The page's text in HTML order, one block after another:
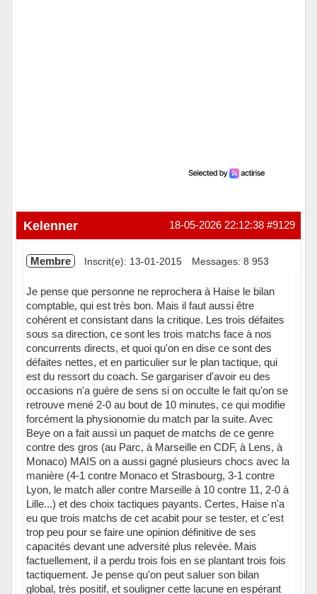
#9129
18-05-2026 22:12:38
Kelenner
Membre Inscrit(e): 13-01-2015 Messages: 8 953
Je pense que personne ne reprochera à Haise le bilan
comptable, qui est très bon. Mais il faut aussi être
cohérent et consistant dans la critique. Les trois défaites
sous sa direction, ce sont les trois matchs face à nos
concurrents directs, et quoi qu'on en dise ce sont des
défaites nettes, et en particulier sur le plan tactique, qui
est du ressort du coach. Se gargariser d'avoir eu des
occasions n'a guère de sens si on occulte le fait qu'on se
retrouve mené 2-0 au bout de 10 minutes, ce qui modifie
forcément la physionomie du match par la suite. Avec
Beye on a fait aussi un paquet de matchs de ce genre
contre des gros (au Parc, à Marseille en CDF, à Lens, à
Monaco) MAIS on a aussi gagné plusieurs chocs avec la
manière (4-1 contre Monaco et Strasbourg, 3-1 contre
Lyon, le match aller contre Marseille à 10 contre 11, 2-0 à
Lille...) et des choix tactiques payants. Certes, Haise n'a
eu que trois matchs de cet acabit pour se tester, et c'est
trop peu pour se faire une opinion définitive de ses
capacités devant une adversité plus relevée. Mais
factuellement, il a perdu trois fois en se plantant trois fois
tactiquement. Je pense qu'on peut saluer son bilan
global, très positif, et souligner cette lacune en espérant